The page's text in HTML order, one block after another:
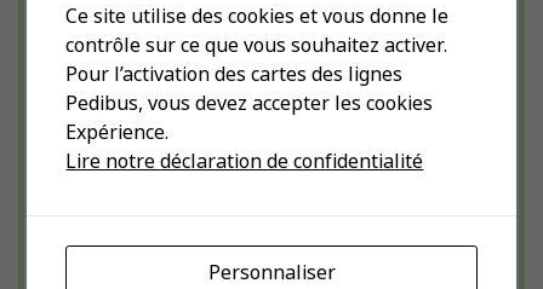
Expositions photos, cortèges, activités
ludiques, chorales… À la rentrée scolaire et
durant la journée internationale à pied à
l’école, l’ATE fête le Pedibus qui souffle,
cette année, ses 20 bougies.
Lire la suite !
Ce site utilise des cookies et vous donne le
contrôle sur ce que vous souhaitez activer.
Pour l’activation des cartes des lignes
Pedibus, vous devez accepter les cookies
Expérience.
Lire notre déclaration de confidentialité
Personnaliser